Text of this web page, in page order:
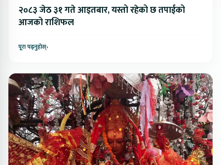
२०८३ जेठ ३१ गते आइतबार, यस्तो रहेको छ तपाईको
आजको राशिफल
पूरा पढ्नुहोस्›